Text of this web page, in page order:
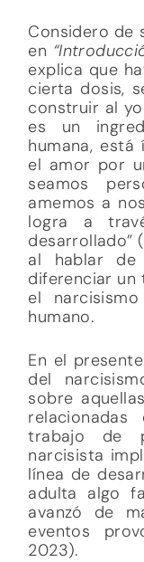
Considero de
en
explica que
cierta dosis,
construir al
es un
humana,
el amor por
seamos
amemos a
logra a
desarrollado”
al hablar de
diferenciar
el
humano.
En el
del
sobre
trabajo de
narcisista
línea de
adulta algo
avanzó de
eventos
2023).